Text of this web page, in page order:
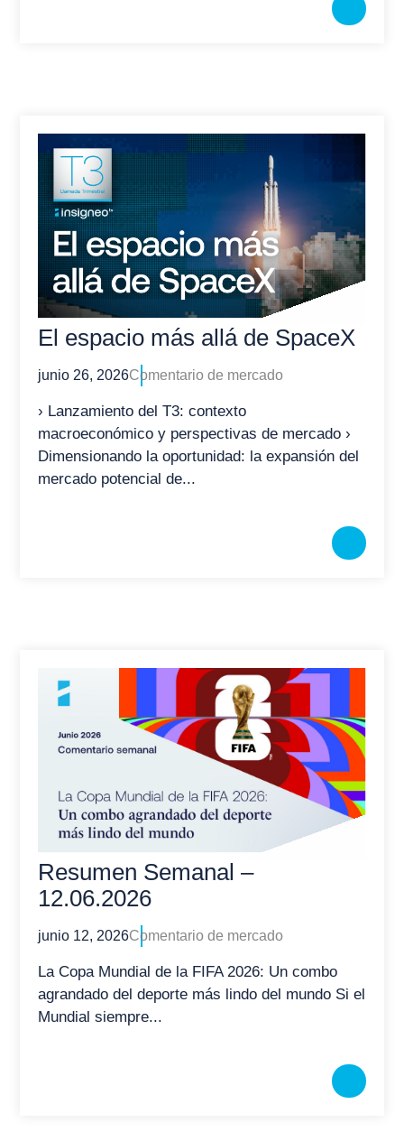
El espacio más allá de SpaceX
junio 26, 2026Comentario de mercado
› Lanzamiento del T3: contexto
macroeconómico y perspectivas de mercado ›
Dimensionando la oportunidad: la expansión del
mercado potencial de...
Resumen Semanal –
12.06.2026
junio 12, 2026Comentario de mercado
La Copa Mundial de la FIFA 2026: Un combo
agrandado del deporte más lindo del mundo Si el
Mundial siempre...